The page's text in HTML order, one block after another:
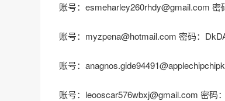
账号：esmeharley260rhdy@gmail.com 密
账号：myzpena@hotmail.com 密码：
账号：
账号：leooscar576wbxj@gmail.com 密码